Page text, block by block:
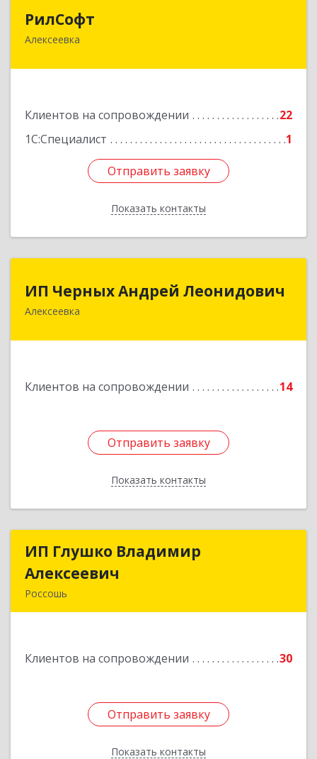
РилСофт
Алексеевка
Клиентов на сопровождении
22
1С:Специалист
1
Отправить заявку
Показать контакты
309850, Белгородская обл, Алексеевский р-н,
Отправить заявку
Назад
ИП Черных Андрей Леонидович
Алексеевка
Клиентов на сопровождении 14
Отправить заявку
Показать контакты
ИП Черных Андрей Леонидович
309850, Белгородская обл, Алексеевский р-н,
Отправить заявку
Назад
ИП Глушко Владимир
Алексеевич
Россошь
Клиентов на сопровождении 30
Отправить заявку
Показать контакты
ИП Глушко Владимир
Подробнее
Отправить заявку
Назад